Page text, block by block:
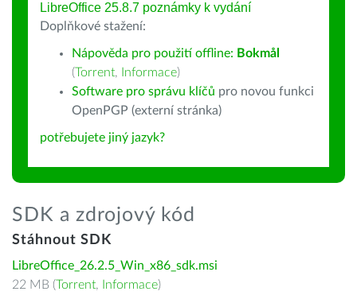
LibreOffice 25.8.7 poznámky k vydání
Doplňkové stažení:
Nápověda pro použití offline: Bokmål
(Torrent, Informace)
Software pro správu klíčů pro novou funkci
OpenPGP (externí stránka)
potřebujete jiný jazyk?
SDK a zdrojový kód
Stáhnout SDK
LibreOffice_26.2.5_Win_x86_sdk.msi
22 MB (Torrent, Informace)